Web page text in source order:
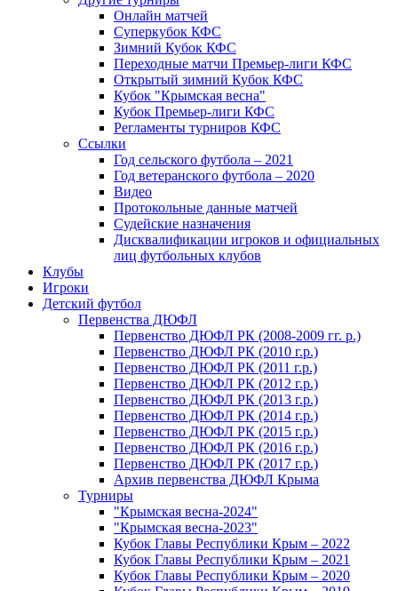
Онлайн матчей
Суперкубок КФС
Зимний Кубок КФС
Переходные матчи Премьер-лиги КФС
Открытый зимний Кубок КФС
Кубок "Крымская весна"
Кубок Премьер-лиги КФС
Регламенты турниров КФС
Ссылки
Год сельского футбола – 2021
Год ветеранского футбола – 2020
Видео
Протокольные данные матчей
Судейские назначения
Дисквалификации игроков и официальных
лиц футбольных клубов
Клубы
Игроки
Детский футбол
Первенства ДЮФЛ
Первенство ДЮФЛ РК (2008-2009 гг. р.)
Первенство ДЮФЛ РК (2010 г.р.)
Первенство ДЮФЛ РК (2011 г.р.)
Первенство ДЮФЛ РК (2012 г.р.)
Первенство ДЮФЛ РК (2013 г.р.)
Первенство ДЮФЛ РК (2014 г.р.)
Первенство ДЮФЛ РК (2015 г.р.)
Первенство ДЮФЛ РК (2016 г.р.)
Первенство ДЮФЛ РК (2017 г.р.)
Архив первенства ДЮФЛ Крыма
Турниры
"Крымская весна-2024"
"Крымская весна-2023"
Кубок Главы Республики Крым – 2022
Кубок Главы Республики Крым – 2021
Кубок Главы Республики Крым – 2020